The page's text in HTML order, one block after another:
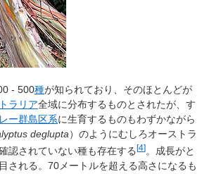
- 500種が知られており、そのほとんどが
ラリア全域に分布するものとされたが、す
ー群島区系に生育するものもわずかながら
deglupta）のようにむしろオーストラ
認されていない種も存在する[4]。成長がと
される。70メートルを超える高さになるも